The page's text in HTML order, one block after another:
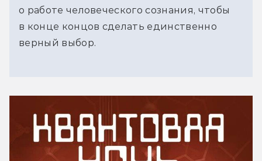
о работе человеческого сознания, чтобы
в конце концов сделать единственно
верный выбор.